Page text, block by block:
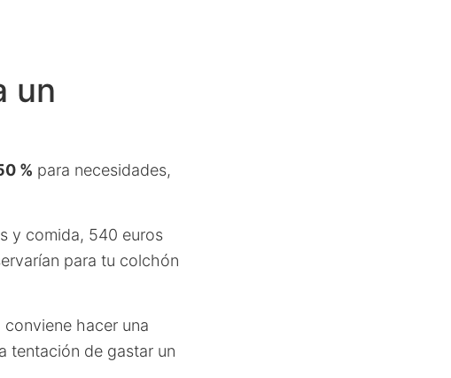
un
% para necesidades,
y comida, 540 euros
para tu colchón
hacer una
tentación de gastar un